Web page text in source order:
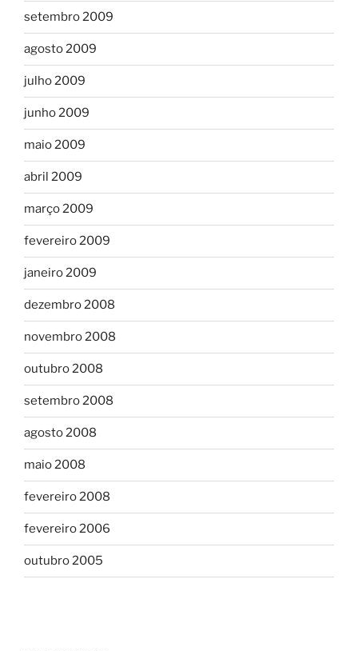
setembro 2009
agosto 2009
julho 2009
junho 2009
maio 2009
abril 2009
março 2009
fevereiro 2009
janeiro 2009
dezembro 2008
novembro 2008
outubro 2008
setembro 2008
agosto 2008
maio 2008
fevereiro 2008
fevereiro 2006
outubro 2005